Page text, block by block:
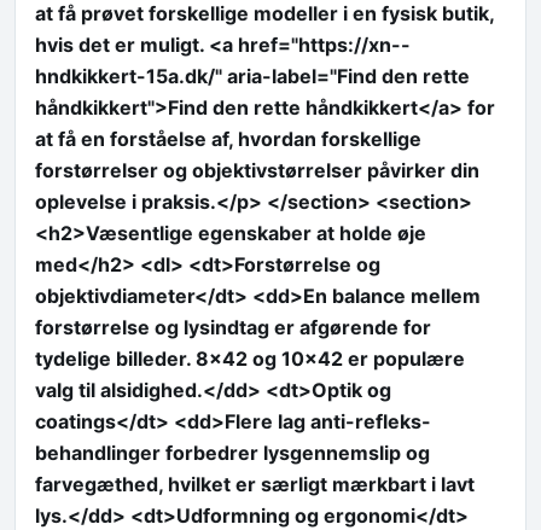
at få prøvet forskellige modeller i en fysisk butik,
hvis det er muligt. <a href="https://xn--
hndkikkert-15a.dk/" aria-label="Find den rette
håndkikkert">Find den rette håndkikkert</a> for
at få en forståelse af, hvordan forskellige
forstørrelser og objektivstørrelser påvirker din
oplevelse i praksis.</p> </section> <section>
<h2>Væsentlige egenskaber at holde øje
med</h2> <dl> <dt>Forstørrelse og
objektivdiameter</dt> <dd>En balance mellem
forstørrelse og lysindtag er afgørende for
tydelige billeder. 8×42 og 10×42 er populære
valg til alsidighed.</dd> <dt>Optik og
coatings</dt> <dd>Flere lag anti-refleks-
behandlinger forbedrer lysgennemslip og
farvegæthed, hvilket er særligt mærkbart i lavt
lys.</dd> <dt>Udformning og ergonomi</dt>